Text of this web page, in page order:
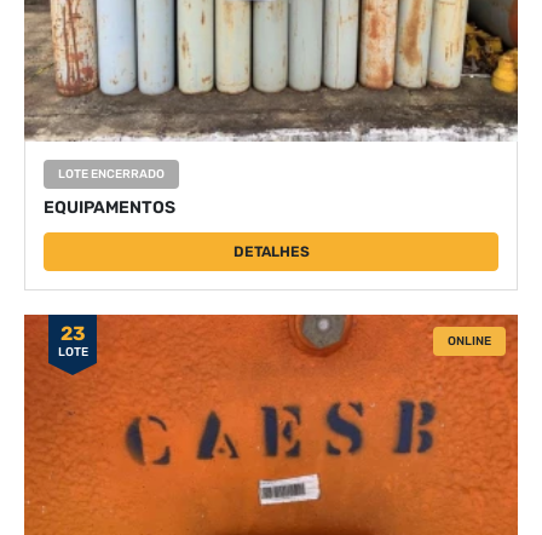
LOTE ENCERRADO
EQUIPAMENTOS
DETALHES
23
LOTE
ONLINE